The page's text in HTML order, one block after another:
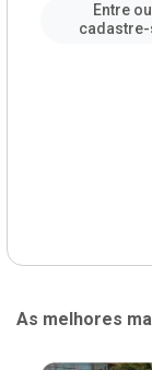
Entre ou
As melhores